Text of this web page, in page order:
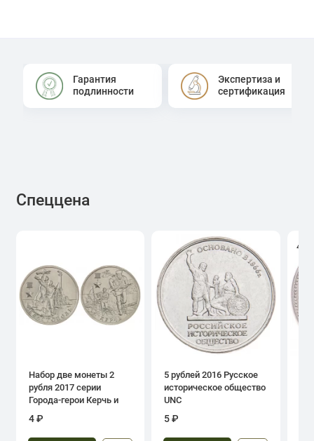
Гарантия
подлинности
Экспертиза и
сертификация
Спеццена
Набор две монеты 2
рубля 2017 серии
Города-герои Керчь и
Севастополь
4 ₽
5 рублей 2016 Русское
историческое общество
UNC
5 ₽
4.0